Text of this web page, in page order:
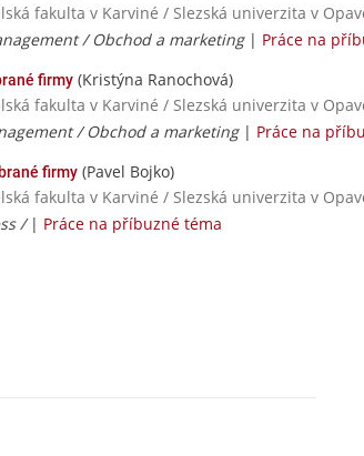
fakulta v Karviné / Slezská univerzita v
/ Obchod a marketing| Práce na
firmy (Kristýna Ranochová)
fakulta v Karviné / Slezská univerzita v
/ Obchod a marketing| Práce na
firmy (Pavel Bojko)
fakulta v Karviné / Slezská univerzita v
/ | Práce na příbuzné téma